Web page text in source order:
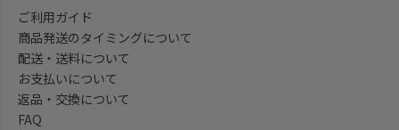
ご利用ガイド
商品発送のタイミングについて
配送・送料について
お支払いについて
返品・交換について
FAQ